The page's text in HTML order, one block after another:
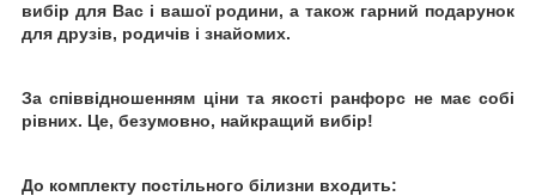
вибір для Вас і вашої родини, а також гарний подарунок
для друзів, родичів і знайомих.
За співвідношенням ціни та якості ранфорс не має собі
рівних. Це, безумовно, найкращий вибір!
До комплекту постільного білизни входить: